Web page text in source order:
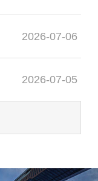
2026-07-06
2026-07-05